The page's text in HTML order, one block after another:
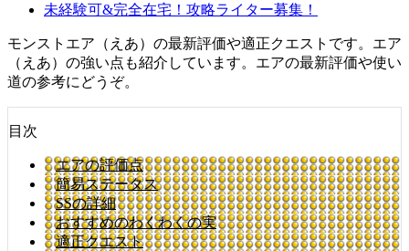
未経験可&完全在宅！攻略ライター募集！
モンストエア（えあ）の最新評価や適正クエストです。エア
（えあ）の強い点も紹介しています。エアの最新評価や使い
道の参考にどうぞ。
目次
エアの評価点
簡易ステータス
SSの詳細
おすすめのわくわくの実
適正クエスト